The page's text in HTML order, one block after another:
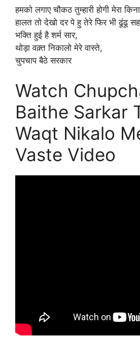
हमको लगाए चौकठ तुम्हारी होगी मेरा
हालत तो देखो दर पे हु तेरे फिर भी ढूंढू
भक्ति हुई है शर्म सार,
थोड़ा वक़्त निकालो मेरे वास्ते,
चुपचाप बैठे सरकार
Watch
Baithe Sarkar
Waqt Nikalo
Vaste Video